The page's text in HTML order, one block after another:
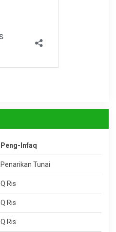
Peng-Infaq
Penarikan Tunai
Q Ris
Q Ris
Q Ris